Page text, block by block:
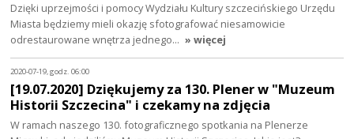
Dzięki uprzejmości i pomocy Wydziału Kultury szczecińskiego Urzędu
Miasta będziemy mieli okazję sfotografować niesamowicie
odrestaurowane wnętrza jednego… » więcej
2020-07-19, godz. 06:00
[19.07.2020] Dziękujemy za 130. Plener w "Muzeum
Historii Szczecina" i czekamy na zdjęcia
W ramach naszego 130. fotograficznego spotkania na Plenerze